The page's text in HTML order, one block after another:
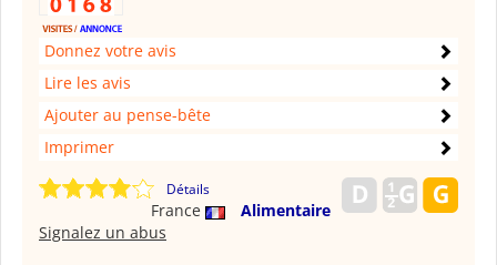
Donnez votre avis
Lire les avis
Ajouter au pense-bête
Imprimer
Détails
France
Alimentaire
Signalez un abus